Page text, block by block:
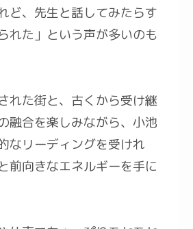
ど、先生と話してみたらす
れた」という声が多いのも
れた街と、古くから受け継
融合を楽しみながら、小池
なリーディングを受けれ
前向きなエネルギーを手に